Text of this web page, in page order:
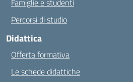
Famiglie e studenti
Percorsi di studio
Didattica
Offerta formativa
Le schede didattiche